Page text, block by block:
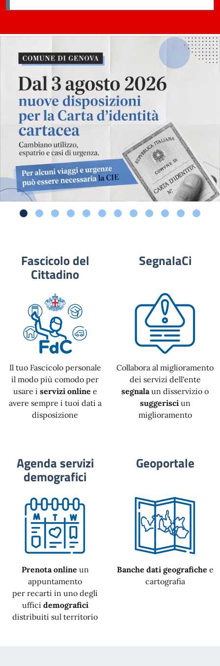
Fascicolo del
Cittadino
Il tuo Fascicolo personale
il modo più comodo per
usare i servizi online e
avere sempre i tuoi dati a
disposizione
SegnalaCi
Collabora al miglioramento
dei servizi dell'ente
segnala un disservizio o
suggerisciun
miglioramento
Agenda servizi
demografici
Prenota online un
appuntamento
per recarti in uno degli
uffici demografici
distribuiti sul territorio
Geoportale
Banche dati geografiche e
cartografia